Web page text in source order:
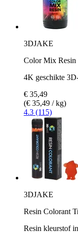
3DJAKE
Color Mix Resin
4K geschikte
€ 35,49
(€ 35,49 / kg)
4.3 (115)
3DJAKE
Resin Colorant
Resin kleurstof